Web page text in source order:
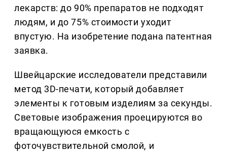
лекарств: до 90% препаратов не подходят
людям, и до 75% стоимости уходит
впустую. На изобретение подана патентная
заявка.
Швейцарские исследователи представили
метод 3D-печати, который добавляет
элементы к готовым изделиям за секунды.
Световые изображения проецируются во
вращающуюся емкость с
фоточувствительной смолой, и